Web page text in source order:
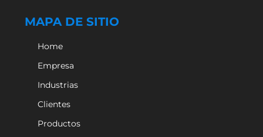
MAPA DE SITIO
Home
Empresa
Industrias
Clientes
Productos